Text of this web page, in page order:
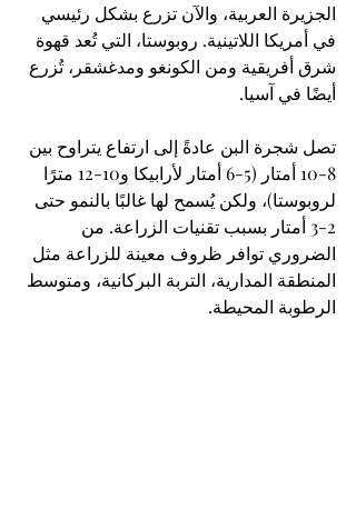
الجزيرة العربية، والآن تزرع بشكل رئيسي
في أمريكا اللاتينية. روبوستا، التي تُعد قهوة
شرق أفريقية ومن الكونغو ومدغشقر، تُزرع
أيضًا في آسيا.
تصل شجرة البن عادةً إلى ارتفاع يتراوح بين
8-10 أمتار (5-6 أمتار لأرابيكا و10-12 مترًا
لروبوستا)، ولكن يُسمح لها غالبًا بالنمو حتى
2-3 أمتار بسبب تقنيات الزراعة. من
الضروري توافر ظروف معينة للزراعة مثل
المنطقة المدارية، التربة البركانية، ومتوسط
الرطوبة المحيطة.